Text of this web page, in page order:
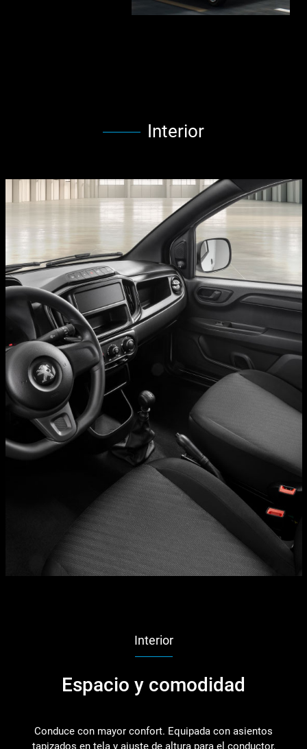
Interior
Interior
Espacio y comodidad
Conduce con mayor confort. Equipada con asientos
tapizados en tela y ajuste de altura para el conductor,